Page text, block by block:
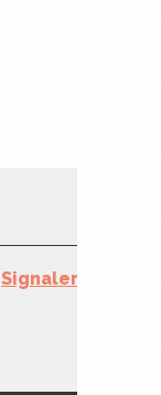
Signaler une